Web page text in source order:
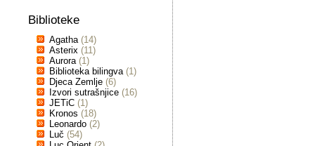
Biblioteke
Agatha (14)
Asterix (11)
Aurora (1)
Biblioteka bilingva (1)
Djeca Zemlje (6)
Izvori sutrašnjice (16)
JETiC (1)
Kronos (18)
Leonardo (2)
Luč (54)